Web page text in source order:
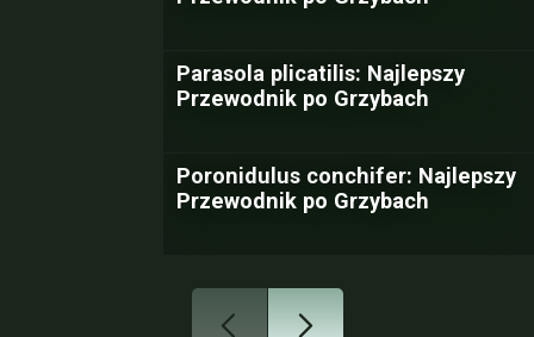
Parasola plicatilis: Najlepszy
Przewodnik po Grzybach
Poronidulus conchifer: Najlepszy
Przewodnik po Grzybach